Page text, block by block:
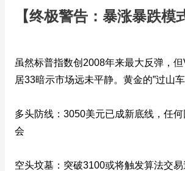
【终极警告：暴涨暴跌模
虽然标普指数创2008年来最大反弹，
居33暗示市场远未平静。黄金的”过山车
多头防线：3050美元已成新底线，任
会
空头坟墓：突破3100或将触发算法交